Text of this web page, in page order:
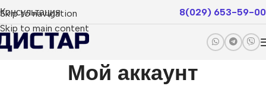
Skip to navigation
Skip to main content
Консультация 8(029) 653-59-00
Мой аккаунт